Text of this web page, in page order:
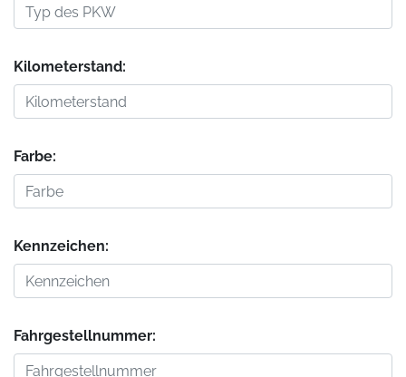
Kilometerstand:
Farbe:
Kennzeichen:
Fahrgestellnummer: